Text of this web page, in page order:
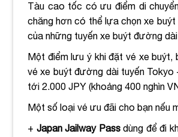
Tàu cao tốc có ưu điểm di
chăng hơn có thể lựa chọn xe
của những tuyến xe buýt đường
Một điểm lưu ý khi đặt vé xe
vé xe buýt đường dài tuyến Tokyo
tới 2.000 JPY (khoảng 400 nghìn
Một số loại vé ưu đãi cho bạn nếu
+ Japan Jailway Passdùng để đi